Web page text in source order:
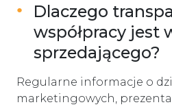
Dlaczego
współpracy jest
sprzedającego?
Regularne informacje o
marketingowych,